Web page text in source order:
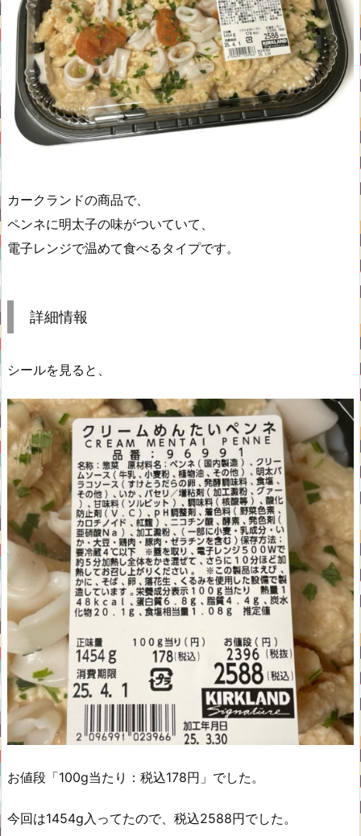
カークランドの商品で、
ペンネに明太子の味がついていて、
電子レンジで温めて食べるタイプです。
詳細情報
シールを見ると、
お値段「100g当たり：税込178円」でした。
今回は1454g入ってたので、税込2588円でした。